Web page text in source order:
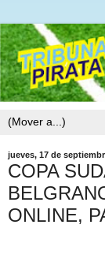
jueves, 17 de
COPA
ONLINE,